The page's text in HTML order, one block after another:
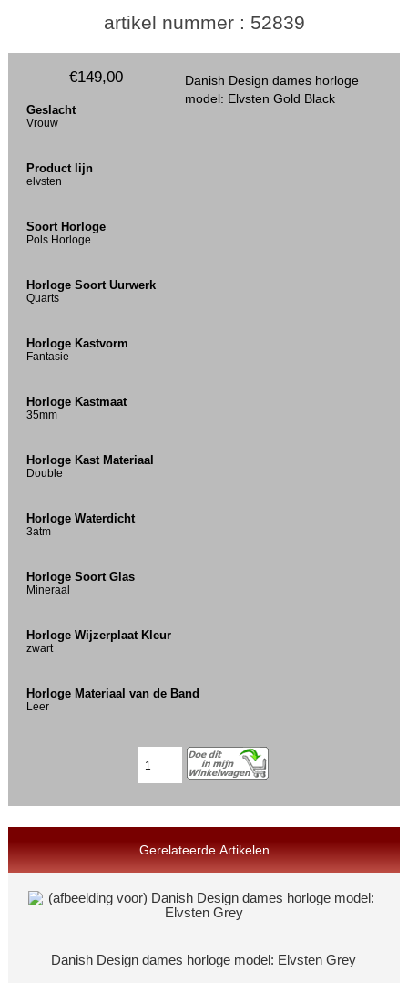
artikel nummer : 52839
Danish Design dames horloge
model: Elvsten Gold Black
€149,00
Geslacht
Vrouw
Product lijn
elvsten
Soort Horloge
Pols Horloge
Horloge Soort Uurwerk
Quarts
Horloge Kastvorm
Fantasie
Horloge Kastmaat
35mm
Horloge Kast Materiaal
Double
Horloge Waterdicht
3atm
Horloge Soort Glas
Mineraal
Horloge Wijzerplaat Kleur
zwart
Horloge Materiaal van de Band
Leer
Gerelateerde Artikelen
Danish Design dames horloge model: Elvsten Grey